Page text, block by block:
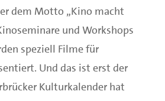
dem Motto „Kino macht
und Workshops
speziell Filme für
Und das ist erst der
Kulturkalender hat